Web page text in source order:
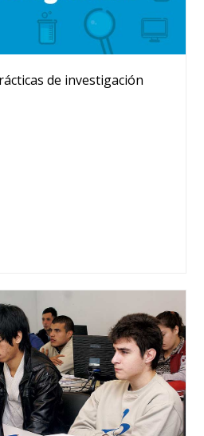
de investigación